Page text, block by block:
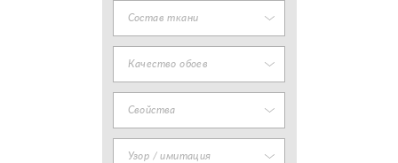
Состав ткани
Качество обоев
Свойства
Узор / имитация